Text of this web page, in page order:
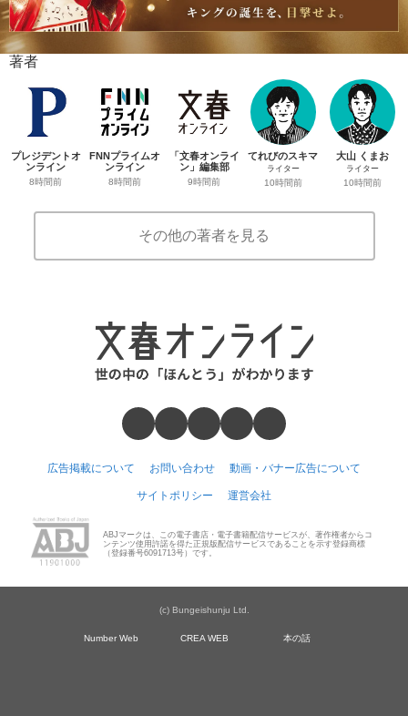
著者
プレジデントオ
ンライン
8時間前
FNNプライムオ
ンライン
8時間前
「文春オンライ
ン」編集部
9時間前
てれびのスキマ
ライター
10時間前
大山 くまお
ライター
10時間前
その他の著者を見る
広告掲載について お問い合わせ 動画・バナー広告について
サイトポリシー 運営会社
ABJマークは、この電子書店・電子書籍配信サービスが、著作権者からコ
ンテンツ使用許諾を得た正規版配信サービスであることを示す登録商標
（登録番号6091713号）です。
(c) Bungeishunju Ltd.
Number Web CREA WEB 本の話